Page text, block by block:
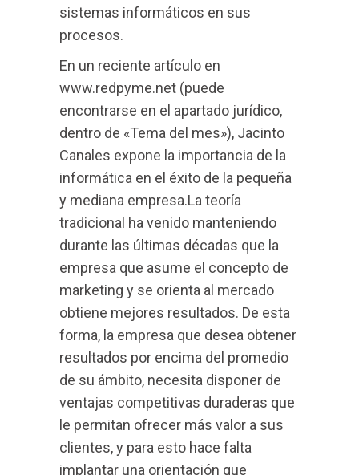
sistemas informáticos en sus
procesos.
En un reciente artículo en
www.redpyme.net (puede
encontrarse en el apartado jurídico,
dentro de «Tema del mes»), Jacinto
Canales expone la importancia de la
informática en el éxito de la pequeña
y mediana empresa.La teoría
tradicional ha venido manteniendo
durante las últimas décadas que la
empresa que asume el concepto de
marketing y se orienta al mercado
obtiene mejores resultados. De esta
forma, la empresa que desea obtener
resultados por encima del promedio
de su ámbito, necesita disponer de
ventajas competitivas duraderas que
le permitan ofrecer más valor a sus
clientes, y para esto hace falta
implantar una orientación que